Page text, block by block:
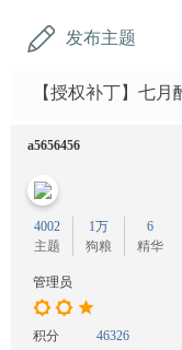
发布主题
【授权补丁】七
a5656456
4002
主题
1万
狗粮
6
精华
管理员
积分 46326